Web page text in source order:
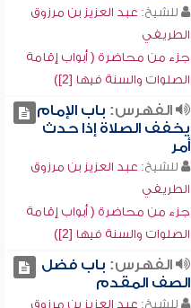
للشيخ: عبد العزيز بن مرزوق
الطريفي
جزء من محاضرة ( أبواب إقامة
الصلوات والسنة فيها [2])
الفهرس: باب الإمام
يخفف الصلاة إذا حدث
أمر
للشيخ: عبد العزيز بن مرزوق
الطريفي
جزء من محاضرة ( أبواب إقامة
الصلوات والسنة فيها [2])
الفهرس: باب فضل
الصف المقدم
للشيخ: عبد العزيز بن مرزوق